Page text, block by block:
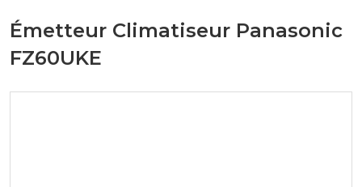
Émetteur Climatiseur Panasonic
FZ60UKE